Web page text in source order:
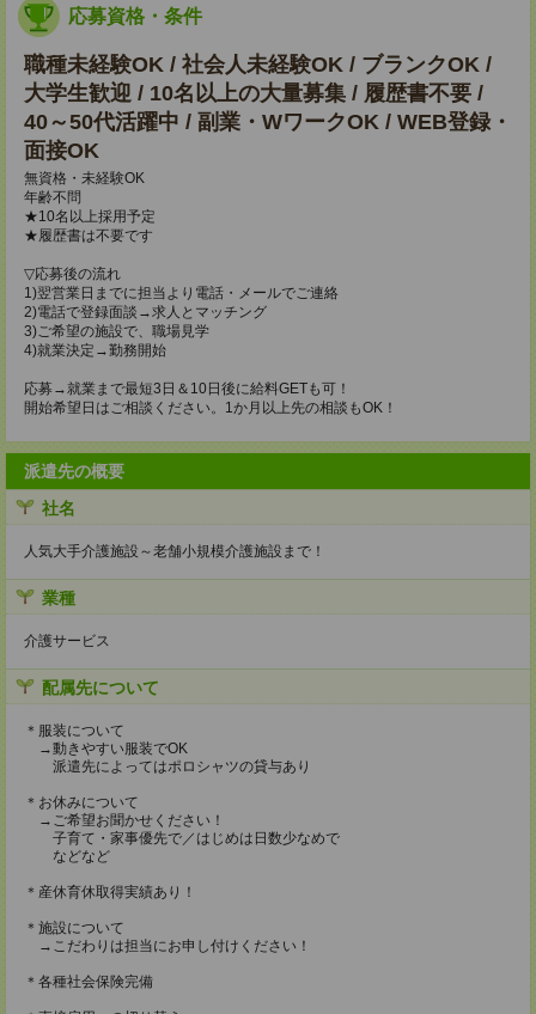
応募資格・条件
職種未経験OK / 社会人未経験OK / ブランクOK /
大学生歓迎 / 10名以上の大量募集 / 履歴書不要 /
40～50代活躍中 / 副業・WワークOK / WEB登録・
面接OK
無資格・未経験OK
年齢不問
★10名以上採用予定
★履歴書は不要です
▽応募後の流れ
1)翌営業日までに担当より電話・メールでご連絡
2)電話で登録面談→求人とマッチング
3)ご希望の施設で、職場見学
4)就業決定→勤務開始
応募→就業まで最短3日＆10日後に給料GETも可！
開始希望日はご相談ください。1か月以上先の相談もOK！
派遣先の概要
社名
人気大手介護施設～老舗小規模介護施設まで！
業種
介護サービス
配属先について
＊服装について
→動きやすい服装でOK
派遣先によってはポロシャツの貸与あり
＊お休みについて
→ご希望お聞かせください！
子育て・家事優先で／はじめは日数少なめで
などなど
＊産休育休取得実績あり！
＊施設について
→こだわりは担当にお申し付けください！
＊各種社会保険完備